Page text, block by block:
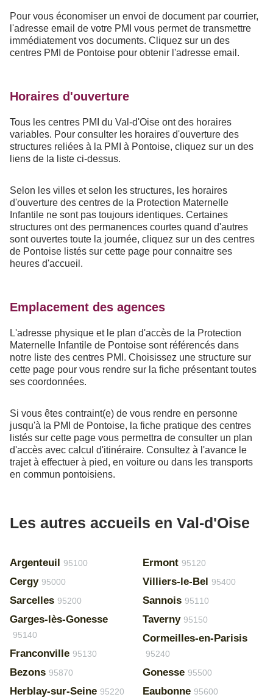
Pour vous économiser un envoi de document par courrier,
l'adresse email de votre PMI vous permet de transmettre
immédiatement vos documents. Cliquez sur un des
centres PMI de Pontoise pour obtenir l'adresse email.
Horaires d'ouverture
Tous les centres PMI du Val-d'Oise ont des horaires
variables. Pour consulter les horaires d'ouverture des
structures reliées à la PMI à Pontoise, cliquez sur un des
liens de la liste ci-dessus.
Selon les villes et selon les structures, les horaires
d'ouverture des centres de la Protection Maternelle
Infantile ne sont pas toujours identiques. Certaines
structures ont des permanences courtes quand d'autres
sont ouvertes toute la journée, cliquez sur un des centres
de Pontoise listés sur cette page pour connaitre ses
heures d'accueil.
Emplacement des agences
L'adresse physique et le plan d'accès de la Protection
Maternelle Infantile de Pontoise sont référencés dans
notre liste des centres PMI. Choisissez une structure sur
cette page pour vous rendre sur la fiche présentant toutes
ses coordonnées.
Si vous êtes contraint(e) de vous rendre en personne
jusqu'à la PMI de Pontoise, la fiche pratique des centres
listés sur cette page vous permettra de consulter un plan
d'accès avec calcul d'itinéraire. Consultez à l'avance le
trajet à effectuer à pied, en voiture ou dans les transports
en commun pontoisiens.
Les autres accueils en Val-d'Oise
Argenteuil 95100
Cergy 95000
Sarcelles 95200
Garges-lès-Gonesse
95140
Franconville 95130
Bezons 95870
Herblay-sur-Seine 95220
Ermont 95120
Villiers-le-Bel 95400
Sannois 95110
Taverny 95150
Cormeilles-en-Parisis
95240
Gonesse 95500
Eaubonne 95600